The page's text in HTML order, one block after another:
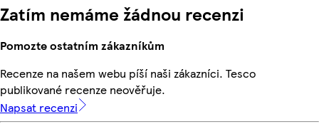
Zatím nemáme žádnou recenzi
Pomozte ostatním zákazníkům
Recenze na našem webu píší naši zákazníci. Tesco
publikované recenze neověřuje.
Napsat recenzi